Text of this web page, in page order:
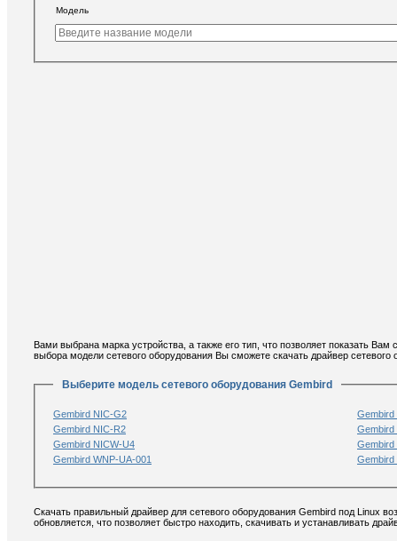
Модель
Вами выбрана марка устройства, а также его тип, что позволяет показать
выбора модели сетевого оборудования Вы сможете скачать драйвер сетевого
Выберите модель сетевого оборудования Gembird
Gembird NIC-G2
Gembird
Gembird NIC-R2
Gembird
Gembird NICW-U4
Gembird
Gembird WNP-UA-001
Gembird
Скачать правильный драйвер для сетевого оборудования Gembird под Linux
обновляется, что позволяет быстро находить, скачивать и устанавливать